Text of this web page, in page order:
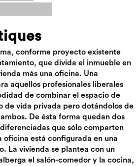
conforme proyecto existente
que divida el inmueble en
más una oficina. Una
aquellos profesionales liberales
de combinar el espacio de
de vida privada pero dotándolos de
De ésta forma quedan dos
que sólo comparten
oficina está configurada en una
La vivienda se plantea con un
el salón-comedor y la cocina,